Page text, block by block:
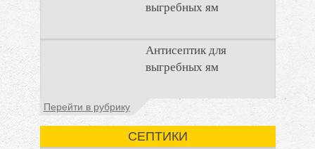
выгребных ям
Очистка
канализационного
стока или выгребной
не самым приятным
аспектом
Антисептик для
выгребных ям
Общие сведения об
антисептиках
Антисептик для
выгребных ям – это
Перейти в рубрику
СЕПТИКИ